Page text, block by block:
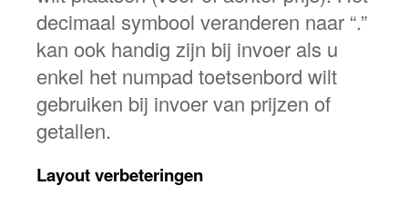
decimaal symbool veranderen naar “.”
kan ook handig zijn bij invoer als u
enkel het numpad toetsenbord wilt
gebruiken bij invoer van prijzen of
getallen.
Layout verbeteringen